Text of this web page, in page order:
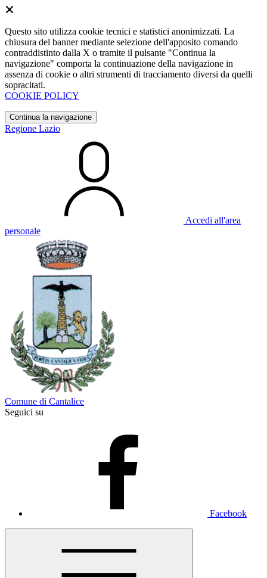
Questo sito utilizza cookie tecnici e statistici anonimizzati. La
chiusura del banner mediante selezione dell'apposito comando
contraddistinto dalla X o tramite il pulsante "Continua la
navigazione" comporta la continuazione della navigazione in
assenza di cookie o altri strumenti di tracciamento diversi da quelli
sopracitati.
COOKIE POLICY
Continua la navigazione
Regione Lazio
Accedi all'area
personale
Comune di Cantalice
Seguici su
Facebook